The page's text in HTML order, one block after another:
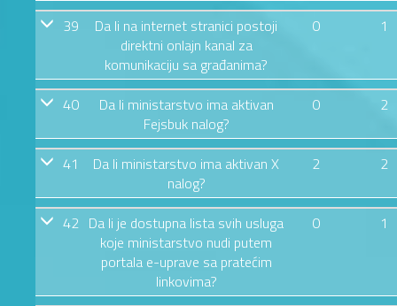
39
Da li na internet stranici postoji
direktni onlajn kanal za
komunikaciju sa građanima?
0 1
40
Da li ministarstvo ima aktivan
Fejsbuk nalog?
0 2
41
Da li ministarstvo ima aktivan X
nalog?
2 2
42 Da li je dostupna lista svih usluga
koje ministarstvo nudi putem
portala e-uprave sa pratećim
linkovima?
0 1